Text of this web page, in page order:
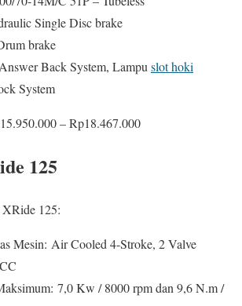
Single Disc brake
brake
Back System, Lampuslot hoki
System
– Rp18.467.000
125
XRide 125:
Mesin: Air Cooled 4-Stroke, 2 Valve
7,0 Kw / 8000 rpm dan 9,6 N.m /